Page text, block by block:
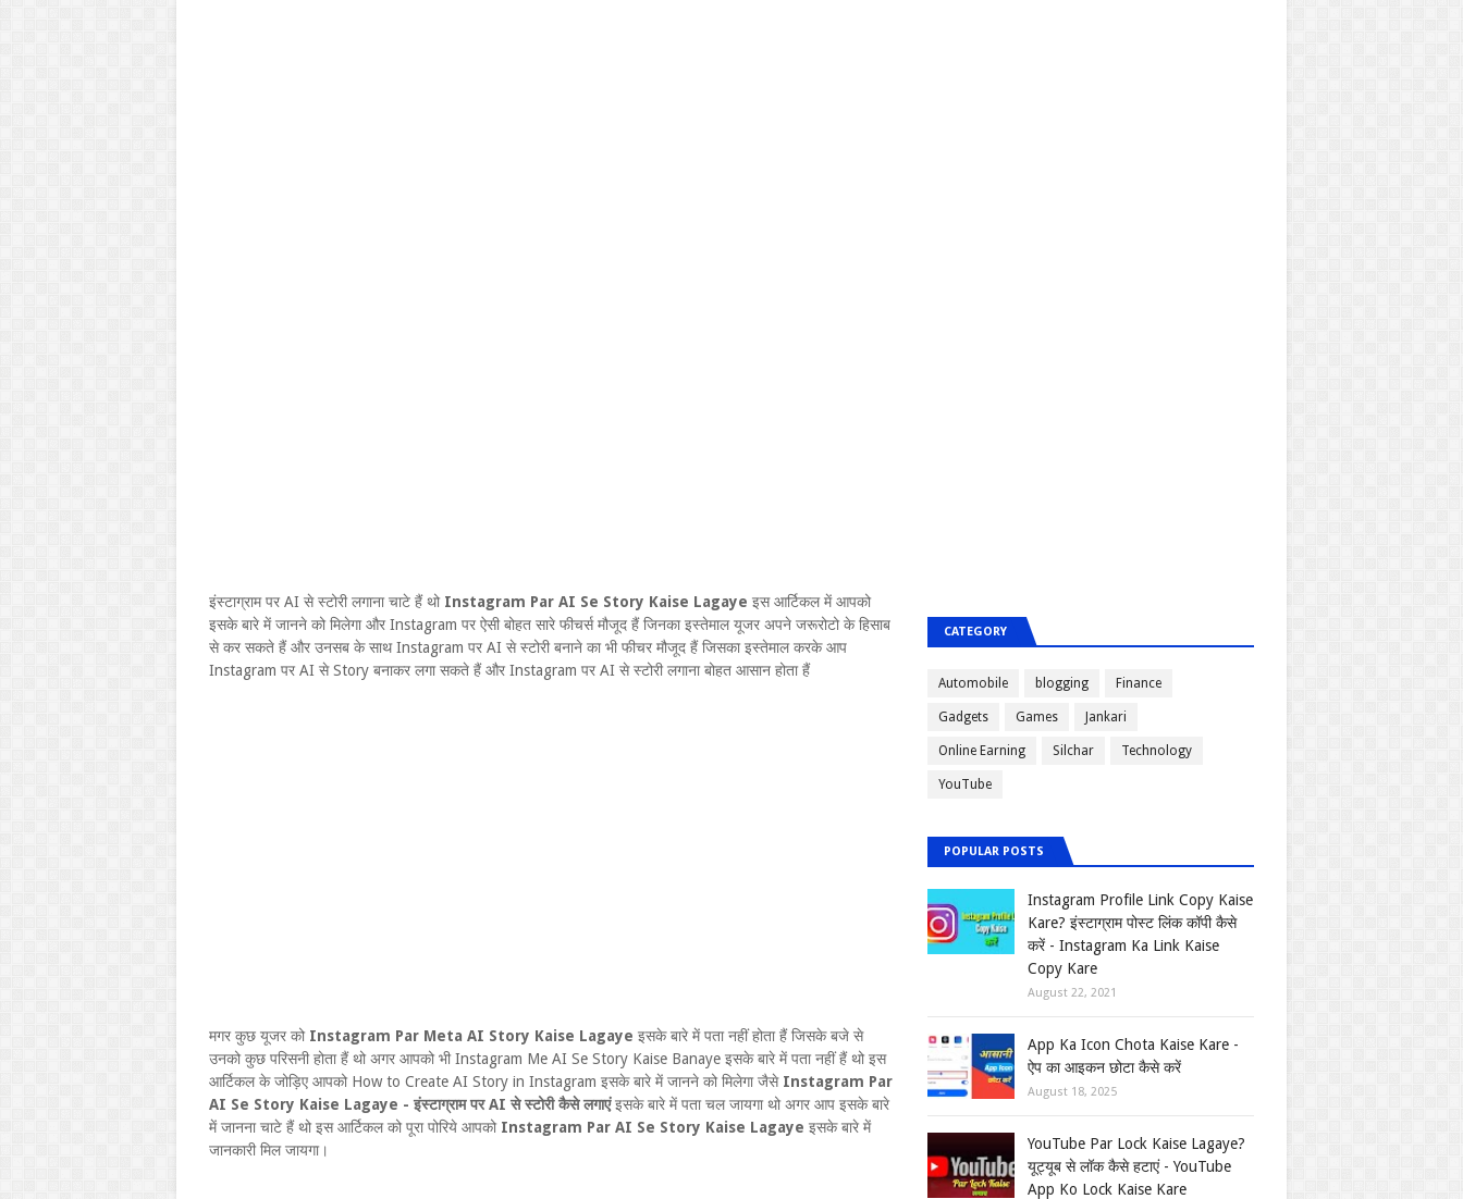
इंस्टाग्राम पर AI से स्टोरी लगाना चाटे हैं थो Instagram Par AI Se Story Kaise Lagaye इस आर्टिकल में आपको
इसके बारे में जानने को मिलेगा और Instagram पर ऐसी बोहत सारे फीचर्स मौजूद हैं जिनका इस्तेमाल यूजर अपने जरूरोटो के हिसाब
से कर सकते हैं और उनसब के साथ Instagram पर AI से स्टोरी बनाने का भी फीचर मौजूद हैं जिसका इस्तेमाल करके आप
Instagram पर AI से Story बनाकर लगा सकते हैं और Instagram पर AI से स्टोरी लगाना बोहत आसान होता हैं
मगर कुछ यूजर को Instagram Par Meta AI Story Kaise Lagaye इसके बारे में पता नहीं होता हैं जिसके बजे से
उनको कुछ परिसनी होता हैं थो अगर आपको भी Instagram Me AI Se Story Kaise Banaye इसके बारे में पता नहीं हैं थो इस
आर्टिकल के जोड़िए आपको How to Create AI Story in Instagram इसके बारे में जानने को मिलेगा जैसे Instagram Par
AI Se Story Kaise Lagaye - इंस्टाग्राम पर AI से स्टोरी कैसे लगाएंइसके बारे में पता चल जायगा थो अगर आप इसके बारे
में जानना चाटे हैं थो इस आर्टिकल को पूरा पोरिये आपको Instagram Par AI Se Story Kaise Lagaye इसके बारे में
जानकारी मिल जायगा।
CATEGORY
Automobile blogging Finance
Gadgets Games Jankari
Online Earning Silchar Technology
YouTube
POPULAR POSTS
Instagram Profile Link Copy Kaise
Kare? इंस्टाग्राम पोस्ट लिंक कॉपी कैसे
करें - Instagram Ka Link Kaise
Copy Kare
August 22, 2021
App Ka Icon Chota Kaise Kare -
ऐप का आइकन छोटा कैसे करें
August 18, 2025
YouTube Par Lock Kaise Lagaye?
यूट्यूब से लॉक कैसे हटाएं - YouTube
App Ko Lock Kaise Kare